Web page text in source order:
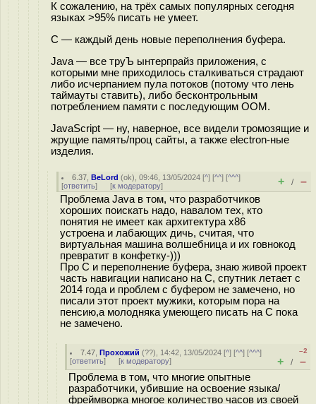
К сожалению, на трёх самых популярных сегодня
языках >95% писать не умеет.
С — каждый день новые переполнения буфера.
Java — все труЪ ынтерпрайз приложения, с
которыми мне приходилось сталкиваться страдают
либо исчерпанием пула потоков (потому что лень
таймауты ставить), либо бесконтрольным
потреблением памяти с последующим ООМ.
JavaScript — ну, наверное, все видели тромозящие и
жрущие память/проц сайты, а также electron-ные
изделия.
6.37 ,BeLord (ok), 09:46, 13/05/2024 [^] [^^] [^^^]
[ответить] [к модератору] + / –
Проблема Java в том, что разработчиков
хороших поискать надо, навалом тех, кто
понятия не имеет как архитектура x86
устроена и лабающих дичь, считая, что
виртуальная машина волшебница и их говнокод
превратит в конфетку-)))
Про С и переполнение буфера, знаю живой проект
часть навигации написано на С, спутник летает с
2014 года и проблем с буфером не замечено, но
писали этот проект мужики, которым пора на
пенсию,а молодняка умеющего писать на С пока
не замечено.
7.47 ,Прохожий (??), 14:42, 13/05/2024 [^] [^^] [^^^]
[ответить] [к модератору]
–2
+ / –
Проблема в том, что многие опытные
разработчики, убившие на освоение языка/
фреймворка многое количество часов из своей